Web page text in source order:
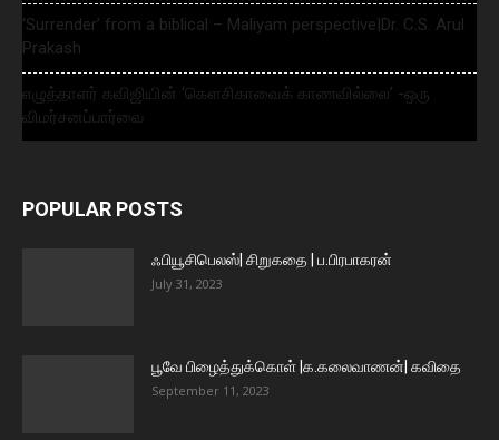
‘Surrender’ from a biblical – Maliyam perspective|Dr. C.S. Arul
Prakash
எழுத்தாளர் கவிஜியின் ‘கௌசிகாவைக் காணவில்லை’ -ஒரு
விமர்சனப்பார்வை
POPULAR POSTS
ஃபியூசிபெலஸ்| சிறுகதை | ப.பிரபாகரன்
July 31, 2023
பூவே பிழைத்துக்கொள் |க.கலைவாணன்| கவிதை
September 11, 2023